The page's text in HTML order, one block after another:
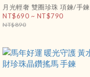
月光輕奢 雙圈珍珠 項鍊/手鍊
NT$690 ~ NT$790
NT$890